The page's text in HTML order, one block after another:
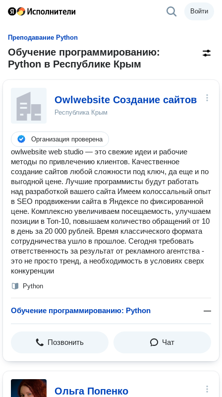
Войти
Преподавание Python
Обучение программированию:
Python в Республике Крым
Owlwebsite Создание сайтов
Республика Крым
Организация проверена
owlwebsite web studio — это свежие идеи и рабочие
методы по привлечению клиентов. Качественное
создание сайтов любой сложности под ключ, да еще и по
выгодной цене. Лучшие программисты будут работать
над разработкой вашего сайта Имеем колоссальный опыт
в SEO продвижении сайта в Яндексе по фиксированной
цене. Комплексно увеличиваем посещаемость, улучшаем
позиции в Топ-10, повышаем количество обращений от 10
в день за 20 000 рублей. Время классического формата
сотрудничества ушло в прошлое. Сегодня требовать
ответственность за результат от рекламного агентства -
это не просто тренд, а необходимость в условиях сверх
конкуренции
Python
Обучение программированию: Python —
Позвонить Чат
Ольга Попенко